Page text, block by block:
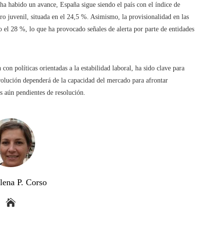
habido un avance, España sigue siendo el país con el índice de
juvenil, situada en el 24,5 %. Asimismo, la provisionalidad en las
28 %, lo que ha provocado señales de alerta por parte de entidades
políticas orientadas a la estabilidad laboral, ha sido clave para
dependerá de la capacidad del mercado para afrontar
pendientes de resolución.
P. Corso